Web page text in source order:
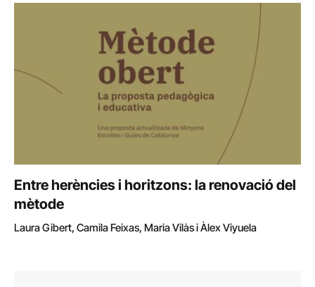
Entre herències i horitzons: la renovació del
mètode
Laura Gibert, Camila Feixas, Maria Vilàs i Àlex Viyuela